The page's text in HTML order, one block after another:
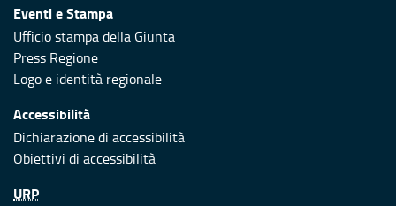
Eventi e Stampa
Ufficio stampa della Giunta
Press Regione
Logo e identità regionale
Accessibilità
Dichiarazione di accessibilità
Obiettivi di accessibilità
URP